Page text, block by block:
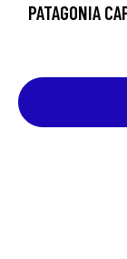
PATAGONIA